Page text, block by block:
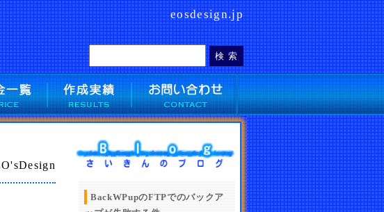
eosdesign.jp
BackWPupのFTPでのバックア